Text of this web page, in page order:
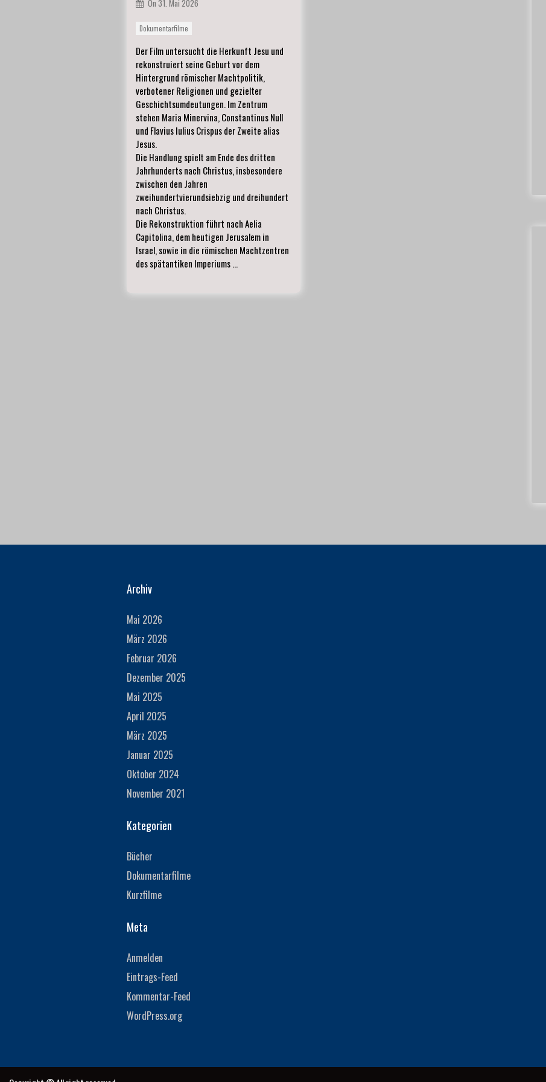
On 31. Mai 2026
Dokumentarfilme
Der Film untersucht die Herkunft Jesu und
rekonstruiert seine Geburt vor dem
Hintergrund römischer Machtpolitik,
verbotener Religionen und gezielter
Geschichtsumdeutungen. Im Zentrum
stehen Maria Minervina, Constantinus Null
und Flavius Iulius Crispus der Zweite alias
Jesus.
Die Handlung spielt am Ende des dritten
Jahrhunderts nach Christus, insbesondere
zwischen den Jahren
zweihundertvierundsiebzig und dreihundert
nach Christus.
Die Rekonstruktion führt nach Aelia
Capitolina, dem heutigen Jerusalem in
Israel, sowie in die römischen Machtzentren
des spätantiken Imperiums …
Archiv
Mai 2026
März 2026
Februar 2026
Dezember 2025
Mai 2025
April 2025
März 2025
Januar 2025
Oktober 2024
November 2021
Kategorien
Bücher
Dokumentarfilme
Kurzfilme
Meta
Anmelden
Eintrags-Feed
Kommentar-Feed
WordPress.org